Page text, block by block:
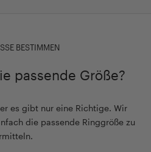
BESTIMMEN
passende Größe?
es gibt nur eine Richtige. Wir
die passende Ringgröße zu